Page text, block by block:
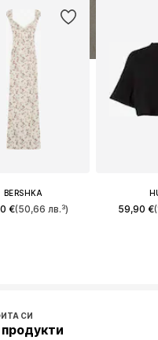
BERSHKA
€(50,66 лв.³) 59,90 €
СИ